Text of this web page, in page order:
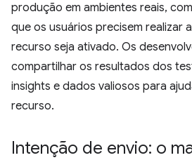
produção em ambientes reais,
que os usuários precisem realizar
recurso seja ativado. Os
compartilhar os resultados dos
insights e dados valiosos para
recurso.
Intenção de envio: o